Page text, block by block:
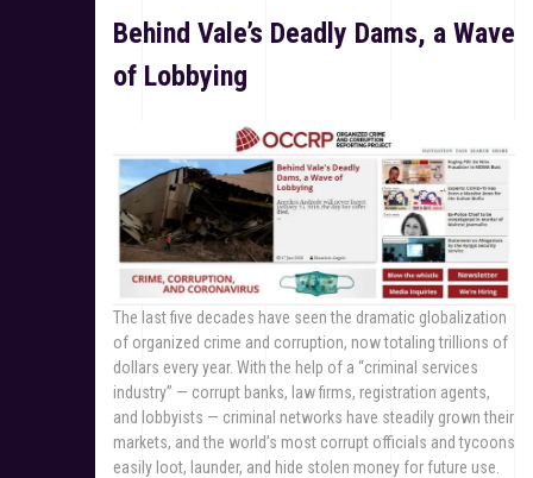
Behind Vale’s Deadly Dams, a Wave
of Lobbying
The last five decades have seen the dramatic globalization
of organized crime and corruption, now totaling trillions of
dollars every year. With the help of a “criminal services
industry” — corrupt banks, law firms, registration agents,
and lobbyists — criminal networks have steadily grown their
markets, and the world’s most corrupt officials and tycoons
easily loot, launder, and hide stolen money for future use.